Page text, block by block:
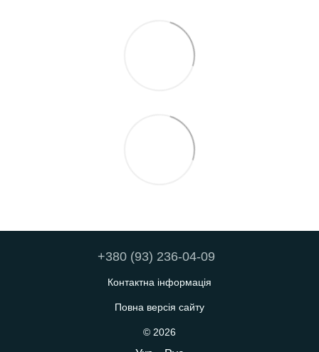
+380 (93) 236-04-09
Контактна інформація
Повна версія сайту
© 2026